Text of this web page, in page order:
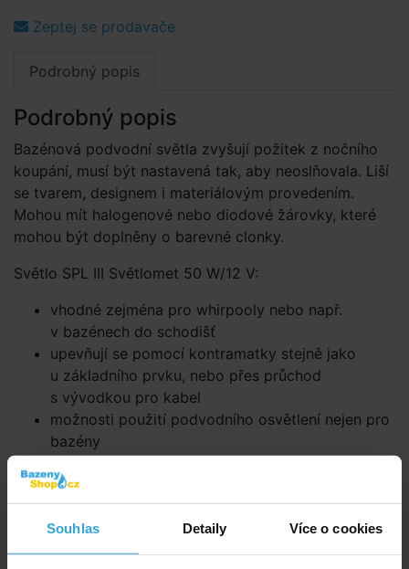
Souhlas Detaily Více o cookies
Zeptej se prodavače
Podrobný popis
Podrobný popis
Bazénová podvodní světla zvyšují požitek z nočního
koupání, musí být nastavená tak, aby neoslňovala. Liší
se tvarem, designem i materiálovým provedením.
Mohou mít halogenové nebo diodové žárovky, které
mohou být doplněny o barevné clonky.
Světlo SPL III Světlomet 50 W/12 V:
vhodné zejména pro whirpooly nebo např.
v bazénech do schodišť
upevňují se pomocí kontramatky stejně jako
u základního prvku, nebo přes průchod
s vývodkou pro kabel
možnosti použití podvodního osvětlení nejen pro
bazény
Parametry
Podkategorie: Halogenová světla